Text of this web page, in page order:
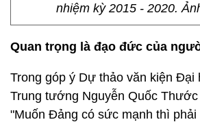
nhiệm kỳ 2015 - 2020.
Quan trọng là đạo đức của
Trong góp ý Dự thảo văn kiện Đại
Trung tướng Nguyễn Quốc
"Muốn Đảng có sức mạnh thì phải